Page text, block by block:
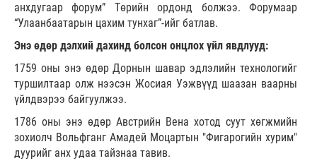
анхдугаар форум” Төрийн ордонд болжээ. Форумаар
“Улаанбаатарын цахим тунхаг”-ийг батлав.
Энэ өдөр дэлхий дахинд болсон онцлох үйл явдлууд:
1759 оны энэ өдөр Дорнын шавар эдлэлийн технологийг
туршилтаар олж нээсэн Жосиая Уэжвүүд шаазан ваарны
үйлдвэрээ байгуулжээ.
1786 оны энэ өдөр Австрийн Вена хотод суут хөгжмийн
зохиолч Вольфганг Амадей Моцартын "Фигарогийн хурим"
дуурийг анх удаа тайзнаа тавив.